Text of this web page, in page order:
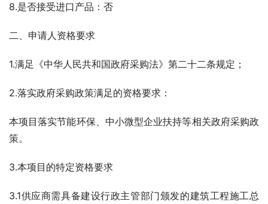
8.是否接受进口产品：否
二、申请人资格要求
1.满足《中华人民共和国政府采购法》第二十二条规定；
2.落实政府采购政策满足的资格要求：
本项目落实节能环保、中小微型企业扶持等相关政府采购政
策。
3.本项目的特定资格要求
3.1供应商需具备建设行政主管部门颁发的建筑工程施工总